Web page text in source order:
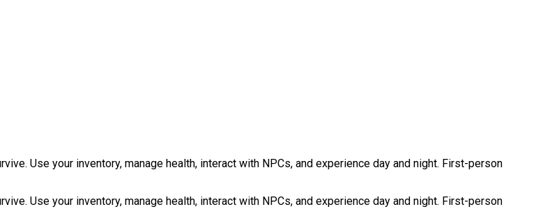
Use your inventory, manage health, interact with NPCs, and experience day and night. First-person
Use your inventory, manage health, interact with NPCs, and experience day and night. First-person